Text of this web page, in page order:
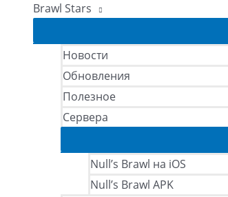
Brawl Stars
Новости
Обновления
Полезное
Сервера
Null’s Brawl на iOS
Null’s Brawl APK